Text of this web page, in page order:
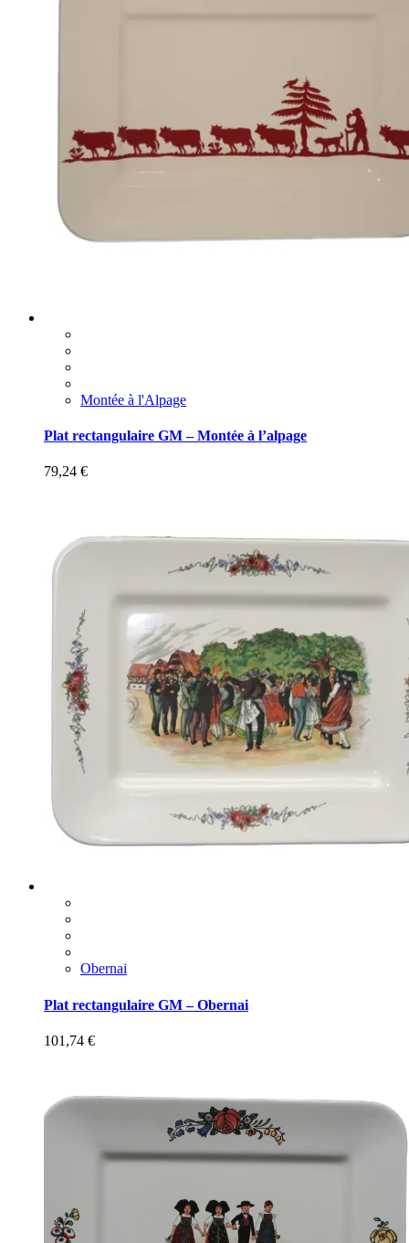
Montée à l'Alpage
Plat rectangulaire GM – Montée à l’alpage
79,24 €
Obernai
Plat rectangulaire GM – Obernai
101,74 €